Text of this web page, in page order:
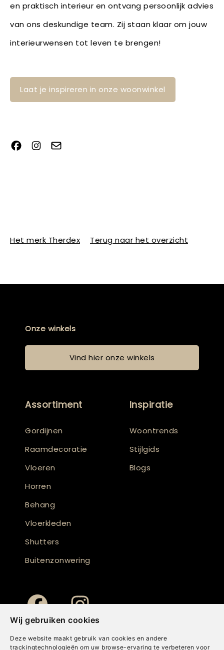
Wij gebruiken cookies
Deze website maakt gebruik van cookies en andere
trackingtechnologieën om uw browse-ervaring te verbeteren voor
en praktisch interieur en ontvang persoonlijk advies
van ons deskundige team. Zij staan klaar om jouw
interieurwensen tot leven te brengen!
Laat je inspireren in onze woonwinkel
Het merk Therdex Terug naar het overzicht
Onze winkels
Vind hier onze winkels
Assortiment
Gordijnen
Raamdecoratie
Vloeren
Horren
Behang
Vloerkleden
Shutters
Buitenzonwering
Inspiratie
Woontrends
Stijlgids
Blogs